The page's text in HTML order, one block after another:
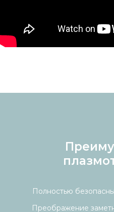
Полностью
Преображение